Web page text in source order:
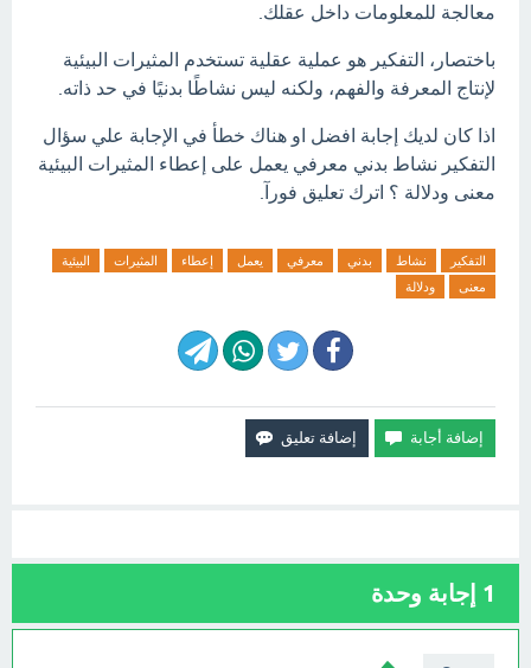
معالجة للمعلومات داخل عقلك.
باختصار، التفكير هو عملية عقلية تستخدم المثيرات البيئية
لإنتاج المعرفة والفهم، ولكنه ليس نشاطًا بدنيًا في حد ذاته.
اذا كان لديك إجابة افضل او هناك خطأ في الإجابة علي سؤال
التفكير نشاط بدني معرفي يعمل على إعطاء المثيرات البيئية
معنى ودلالة ؟ اترك تعليق فورآ.
التفكير نشاط بدني معرفي يعمل إعطاء المثيرات
البيئية
معنى
ودلالة
1 إجابة وحدة